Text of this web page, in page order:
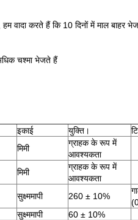
हम वादा करते हैं कि 10 दिनों में माल बाहर
चश्मा भेजते हैं
इकाई युक्ति।
मिमी
ग्राहक के रूप में
आवश्यकता
मिमी
ग्राहक के रूप में
आवश्यकता
सुक्ष्ममापी 260 ± 10%
सुक्ष्ममापी
60 ± 10%